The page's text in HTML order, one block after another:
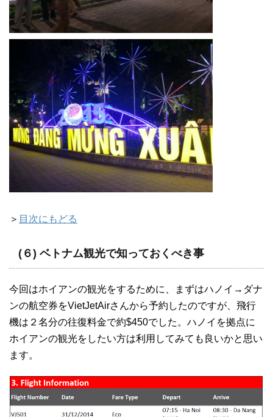
＞ 目次にもどる
(６) ベトナム観光で知っておくべき事
今回はホイアンの観光をするために、まずはハノイ→ダナ
ンの航空券をVietJetAirさんから予約したのですが、飛行
機は２名分の往復料金で約$450でした。ハノイを拠点に
ホイアンの観光をしたい方は利用してみても良いかと思い
ます。